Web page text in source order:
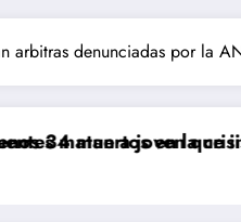
arbitras denunciadas por la
la crisis.
que intentó defender